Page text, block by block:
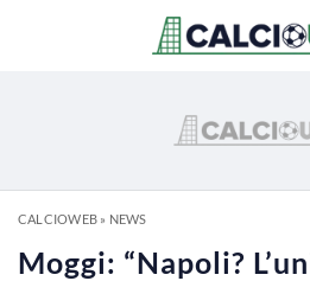
CALCIOWEB» NEWS
Moggi: “Napoli?